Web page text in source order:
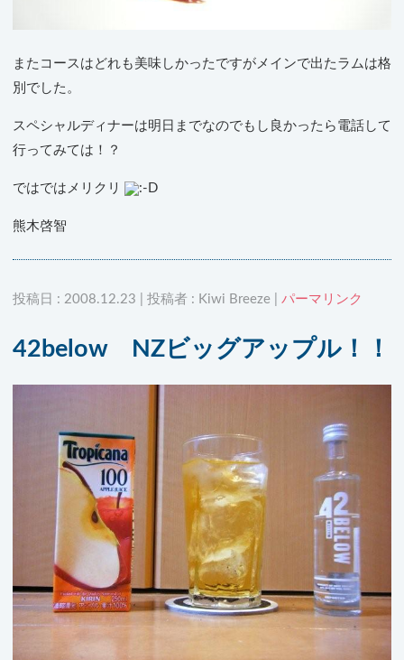
またコースはどれも美味しかったですがメインで出たラムは格
別でした。
スペシャルディナーは明日までなのでもし良かったら電話して
行ってみては！？
ではではメリクリ
熊木啓智
投稿日 : 2008.12.23 | 投稿者 : Kiwi Breeze | パーマリンク
42below NZビッグアップル！！